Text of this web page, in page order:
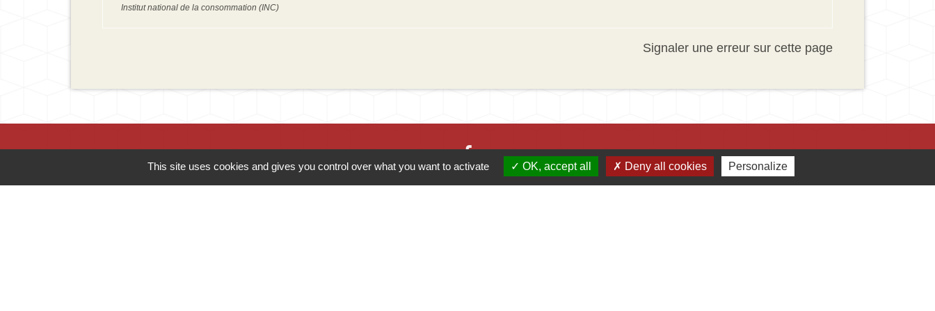
Institut national de la consommation (INC)
Signaler une erreur sur cette page
This site uses cookies and gives you control over what you want to activate OK, accept all Deny all cookies Personalize